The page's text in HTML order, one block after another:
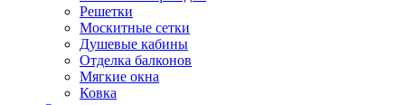
Решетки
Москитные сетки
Душевые кабины
Отделка балконов
Мягкие окна
Ковка